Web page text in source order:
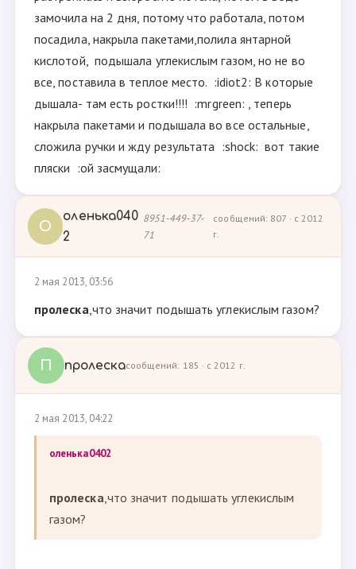
замочила на 2 дня, потому что работала, потом
посадила, накрыла пакетами,полила янтарной
кислотой, подышала углекислым газом, но не во
все, поставила в теплое место. :idiot2: В которые
дышала- там есть ростки!!!! :mrgreen: , теперь
накрыла пакетами и подышала во все остальные,
сложила ручки и жду результата :shock: вот такие
пляски :ой засмущали:
О
оленька040
2
8951-449-37-
71
сообщений: 807 · с 2012
г.
2 мая 2013, 03:56
пролеска,что значит подышать углекислым газом?
П пролескасообщений: 185 · с 2012 г.
2 мая 2013, 04:22
оленька0402
пролеска,что значит подышать углекислым
газом?